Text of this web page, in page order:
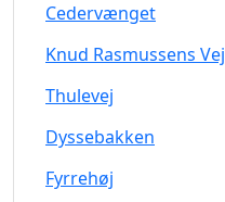
Cedervænget
Knud Rasmussens Vej
Thulevej
Dyssebakken
Fyrrehøj